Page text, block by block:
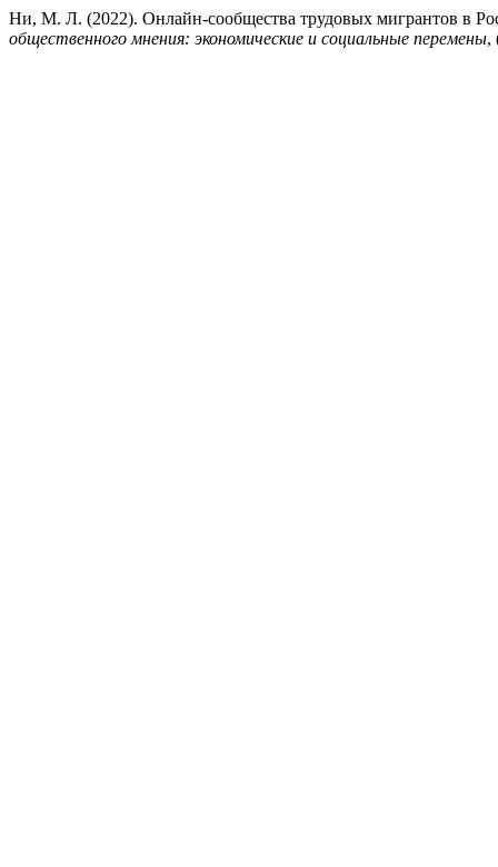
Ни, М. Л. (2022). Онлайн-сообщества трудовых мигрантов в
общественного мнения: экономические и социальные перемены,